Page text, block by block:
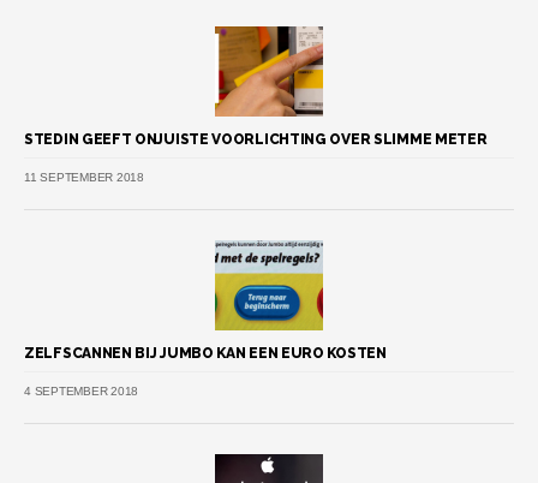
STEDIN GEEFT ONJUISTE VOORLICHTING OVER SLIMME METER
11 SEPTEMBER 2018
ZELFSCANNEN BIJ JUMBO KAN EEN EURO KOSTEN
4 SEPTEMBER 2018